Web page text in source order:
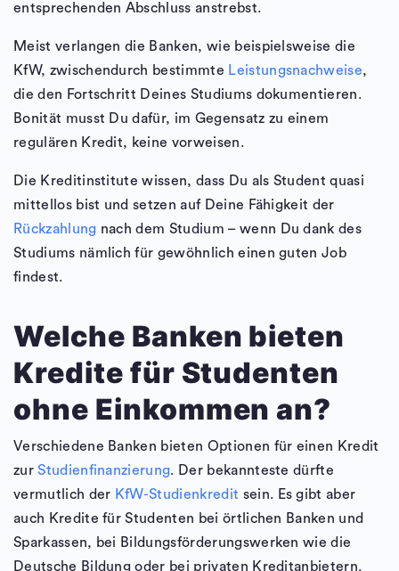
entsprechenden Abschluss anstrebst.
Meist verlangen die Banken, wie beispielsweise die
KfW, zwischendurch bestimmte Leistungsnachweise,
die den Fortschritt Deines Studiums dokumentieren.
Bonität musst Du dafür, im Gegensatz zu einem
regulären Kredit, keine vorweisen.
Die Kreditinstitute wissen, dass Du als Student quasi
mittellos bist und setzen auf Deine Fähigkeit der
Rückzahlung nach dem Studium – wenn Du dank des
Studiums nämlich für gewöhnlich einen guten Job
findest.
Welche Banken bieten
Kredite für Studenten
ohne Einkommen an?
Verschiedene Banken bieten Optionen für einen Kredit
zurStudienfinanzierung. Der bekannteste dürfte
vermutlich der KfW-Studienkredit sein. Es gibt aber
auch Kredite für Studenten bei örtlichen Banken und
Sparkassen, bei Bildungsförderungswerken wie die
Deutsche Bildung oder bei privaten Kreditanbietern.